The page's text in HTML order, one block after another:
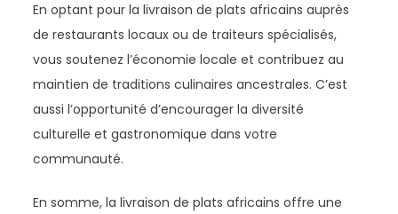
En optant pour la livraison de plats africains auprès
de restaurants locaux ou de traiteurs spécialisés,
vous soutenez l’économie locale et contribuez au
maintien de traditions culinaires ancestrales. C’est
aussi l’opportunité d’encourager la diversité
culturelle et gastronomique dans votre
communauté.
En somme, la livraison de plats africains offre une